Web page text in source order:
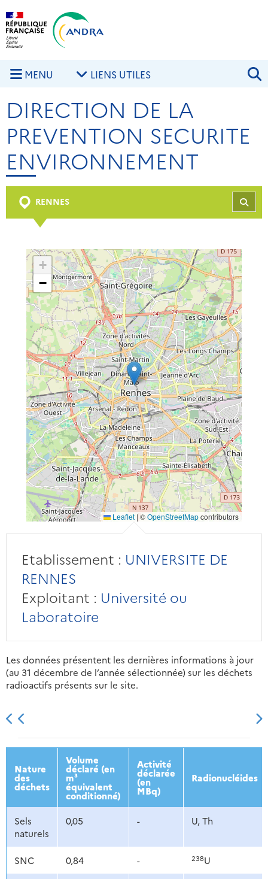
Aller au contenu principal
MENU LIENS UTILES
DIRECTION DE LA
PREVENTION SECURITE
ENVIRONNEMENT
RENNES
+
−
Leaflet | ©OpenStreetMapcontributors
Etablissement : UNIVERSITE DE
RENNES
Exploitant : Université ou
Laboratoire
Les données présentent les dernières informations à jour
(au 31 décembre de l’année sélectionnée) sur les déchets
radioactifs présents sur le site.
2013 2014 2015 2016
Nature
des
déchets
Volume
déclaré (en
m³
équivalent
conditionné)
Activité
déclarée
(en
MBq)
Radionucléides
Sels
naturels
0,05 - U, Th
SNC 0,84 - 238U